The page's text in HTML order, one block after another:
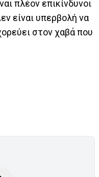
πλέον επικίνδυνοι
είναι υπερβολή να
στον χαβά που